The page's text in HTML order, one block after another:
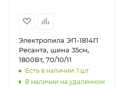
Электропила ЭП-1814П
Ресанта, шина 35см,
1800Вт, 70/10/11
Есть в наличии: 1 шт.
В наличии на удаленном